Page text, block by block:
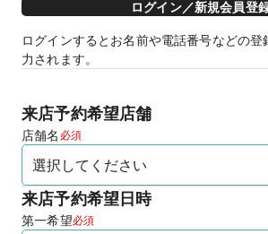
ログイン／新規会員登
ログインするとお名前や電話番号などの登
力されます。
来店予約希望店舗
店舗名 必須
来店予約希望日時
第一希望必須